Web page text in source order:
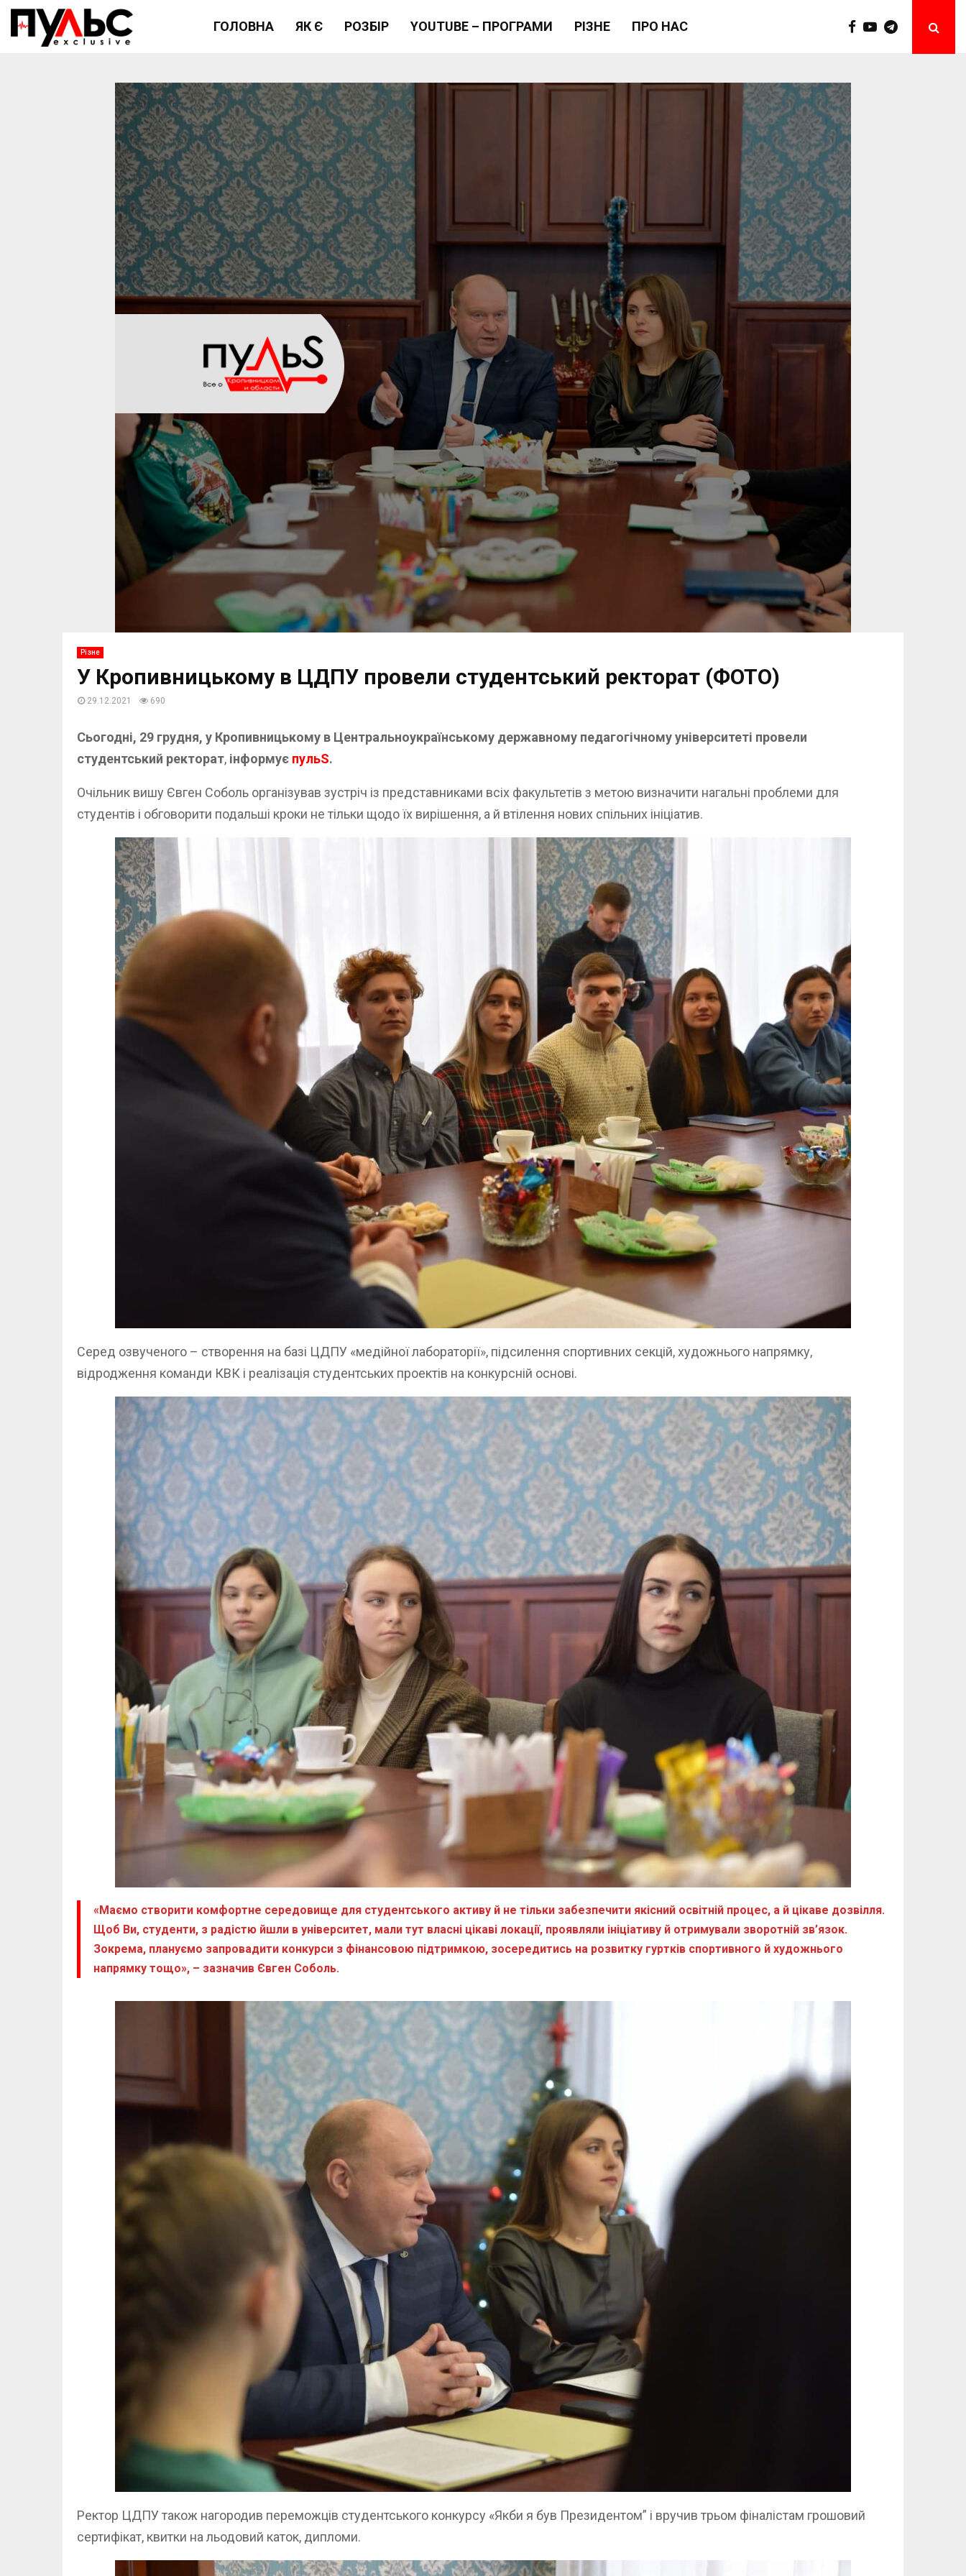
ГОЛОВНА ЯК Є РОЗБІР YOUTUBE – ПРОГРАМИ РІЗНЕ ПРО НАС
Різне
У Кропивницькому в ЦДПУ провели студентський ректорат (ФОТО)
29.12.2021 690
Сьогодні, 29 грудня, у Кропивницькому в Центральноукраїнському державному педагогічному університеті провели
студентський ректорат, інформує пульS.
Очільник вишу Євген Соболь організував зустріч із представниками всіх факультетів з метою визначити нагальні проблеми для
студентів і обговорити подальші кроки не тільки щодо їх вирішення, а й втілення нових спільних ініціатив.
Серед озвученого – створення на базі ЦДПУ «медійної лабораторії», підсилення спортивних секцій, художнього напрямку,
відродження команди КВК і реалізація студентських проектів на конкурсній основі.
«Маємо створити комфортне середовище для студентського активу й не тільки забезпечити якісний освітній процес, а й цікаве дозвілля.
Щоб Ви, студенти, з радістю йшли в університет, мали тут власні цікаві локації, проявляли ініціативу й отримували зворотній зв’язок.
Зокрема, плануємо запровадити конкурси з фінансовою підтримкою, зосередитись на розвитку гуртків спортивного й художнього
напрямку тощо», – зазначив Євген Соболь.
Ректор ЦДПУ також нагородив переможців студентського конкурсу «Якби я був Президентом” і вручив трьом фіналістам грошовий
сертифікат, квитки на льодовий каток, дипломи.